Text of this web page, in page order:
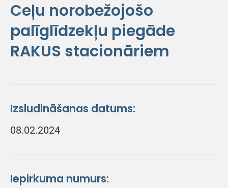
Ceļu norobežojošo
palīglīdzekļu piegāde
RAKUS stacionāriem
Izsludināšanas datums:
08.02.2024
Iepirkuma numurs: